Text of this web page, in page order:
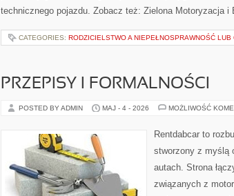
technicznego pojazdu. Zobacz też: Zielona Motoryzacja
CATEGORIES: RODZICIELSTWO A NIEPEŁNOSPRAWNOŚĆ LUB
PRZEPISY I FORMALNOŚCI
POSTED BY ADMIN MAJ - 4 - 2026 MOŻLIWOŚĆ
Rentdabcar to
stworzony z myślą
autach. Strona
związanych z